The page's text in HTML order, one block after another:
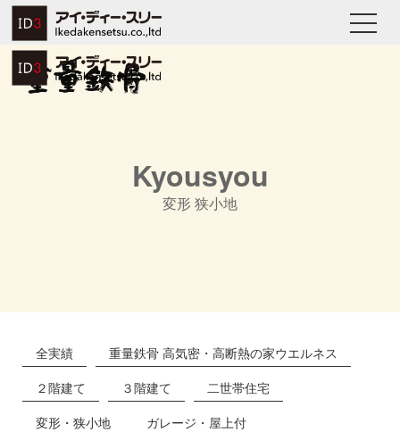
Kyousyou
変形 狭小地
全実績
重量鉄骨 高気密・高断熱の家ウエルネス
２階建て
３階建て
二世帯住宅
変形・狭小地
ガレージ・屋上付